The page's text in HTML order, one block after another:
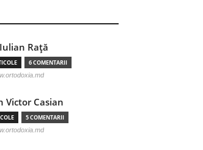
Raţă
6 COMENTARII
Victor Casian
5 COMENTARII